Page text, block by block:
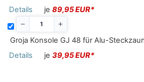
Details
je 89,95 EUR*
Groja Konsole GJ 48 für Alu-
Details
je 39,95 EUR*